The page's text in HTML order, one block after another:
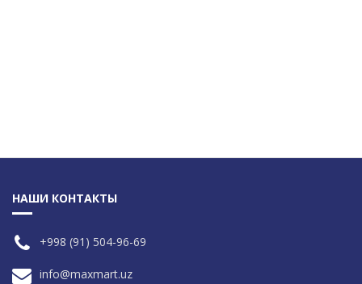
НАШИ КОНТАКТЫ
+998 (91) 504-96-69
info@maxmart.uz